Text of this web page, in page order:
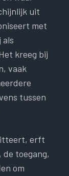
uit
met
als
kreeg bij
vaak
tussen
erft
toegang,
om